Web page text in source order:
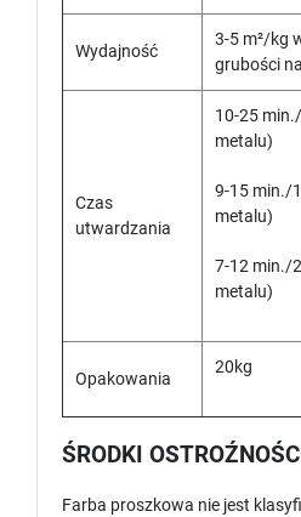
Wydajność
3-5 m²/kg
grubości
Czas
utwardzania
10-25
metalu)
9-15 min./
metalu)
7-12 min./
metalu)
Opakowania
20kg
ŚRODKI OSTROŹNOŚCI
Farba proszkowa nie jest